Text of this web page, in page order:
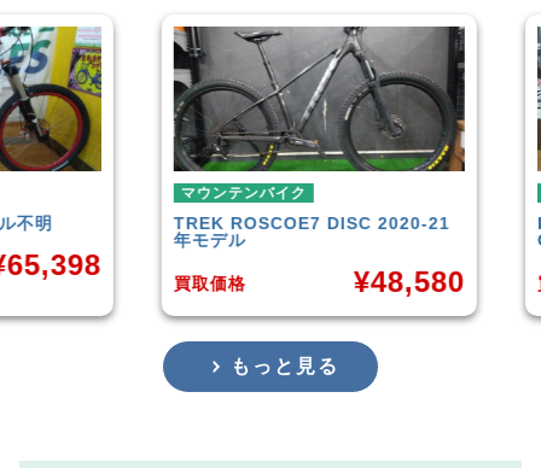
TREK
ROSCOE7 DISC 2020-21
買取価格 ¥48,580
Rocky
Carbon30
買取価格
もっと見る